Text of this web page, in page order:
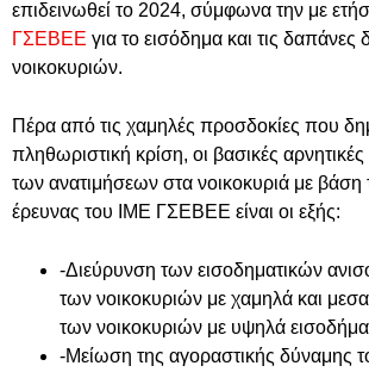
επιδεινωθεί το 2024, σύμφωνα την με
ΓΣΕΒΕΕ για το εισόδημα και τις δαπάνες
νοικοκυριών.
Πέρα από τις χαμηλές προσδοκίες που
πληθωριστική κρίση, οι βασικές
των ανατιμήσεων στα νοικοκυριά με βάση
έρευνας του ΙΜΕ ΓΣΕΒΕΕ είναι οι εξής:
-Διεύρυνση των εισοδηματικών
των νοικοκυριών με χαμηλά και
των νοικοκυριών με υψηλά
-Μείωση της αγοραστικής δύναμης